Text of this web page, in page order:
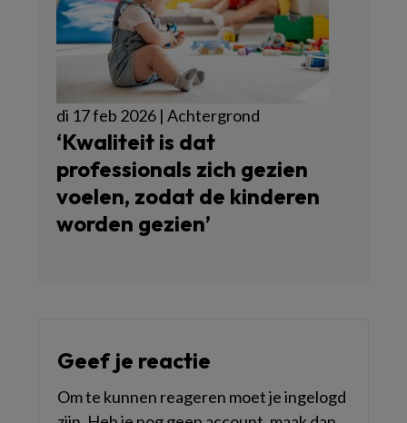
di 17 feb 2026 | Achtergrond
‘Kwaliteit is dat
professionals zich gezien
voelen, zodat de kinderen
worden gezien’
Geef je reactie
Om te kunnen reageren moet je ingelogd